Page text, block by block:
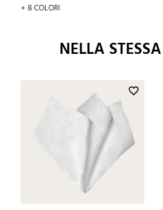
+ 8 COLORI
NELLA
favorite_border